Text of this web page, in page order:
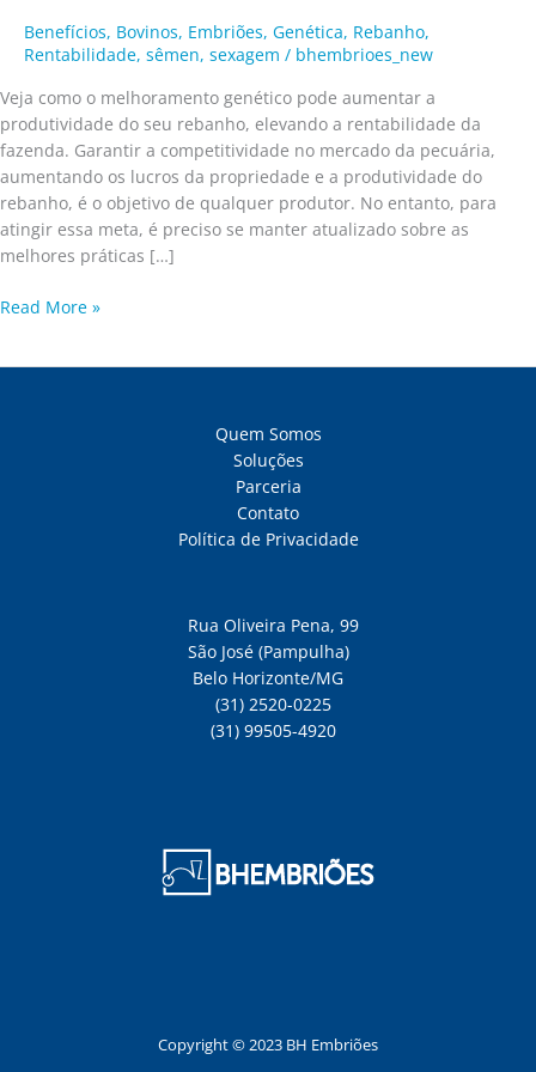
Benefícios, Bovinos, Embriões, Genética, Rebanho,
Rentabilidade, sêmen, sexagem / bhembrioes_new
Veja como o melhoramento genético pode aumentar a
produtividade do seu rebanho, elevando a rentabilidade da
fazenda. Garantir a competitividade no mercado da pecuária,
aumentando os lucros da propriedade e a produtividade do
rebanho, é o objetivo de qualquer produtor. No entanto, para
atingir essa meta, é preciso se manter atualizado sobre as
melhores práticas […]
Read More »
Quem Somos
Soluções
Parceria
Contato
Política de Privacidade
Rua Oliveira Pena, 99
São José (Pampulha)
Belo Horizonte/MG
(31) 2520-0225
(31) 99505-4920
Copyright © 2023 BH Embriões